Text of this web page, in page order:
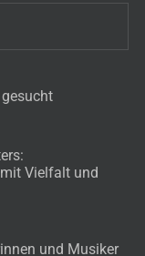
Vielfalt und
und Musiker